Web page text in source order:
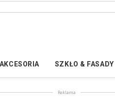
AKCESORIA SZKŁO & FASADY
Reklama